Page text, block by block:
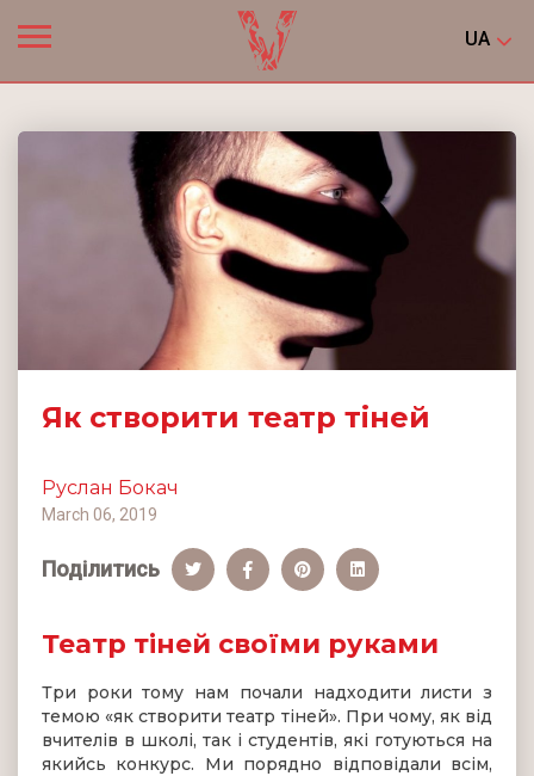
UA
Як створити театр тіней
Руслан Бокач
March 06, 2019
Поділитись
Театр тіней своїми руками
Три роки тому нам почали надходити листи з
темою «як створити театр тіней». При чому, як від
вчителів в школі, так і студентів, які готуються на
якийсь конкурс. Ми порядно відповідали всім,